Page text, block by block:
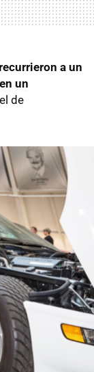
recurrieron a un
un
de